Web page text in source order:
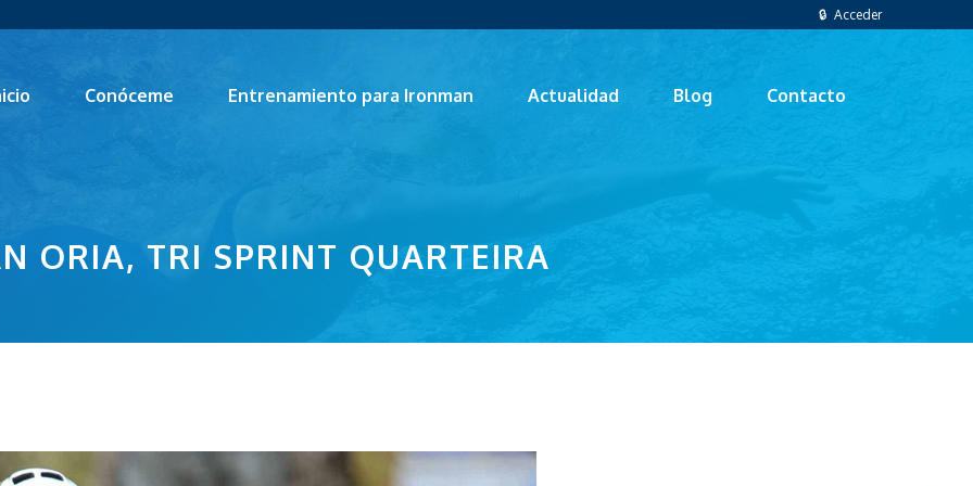
🔒 Acceder
Conóceme Entrenamiento para Ironman Actualidad Blog Contacto
ORIA, TRI SPRINT QUARTEIRA